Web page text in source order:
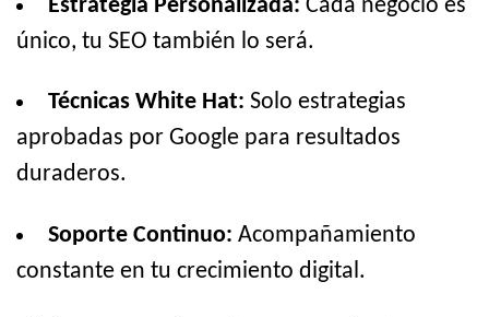
Estrategia Personalizada: Cada negocio es
único, tu SEO también lo será.
Técnicas White Hat: Solo estrategias
aprobadas por Google para resultados
duraderos.
Soporte Continuo: Acompañamiento
constante en tu crecimiento digital.